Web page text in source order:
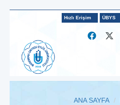
Hızlı Erişim ÜBYS
ANA SAYFA